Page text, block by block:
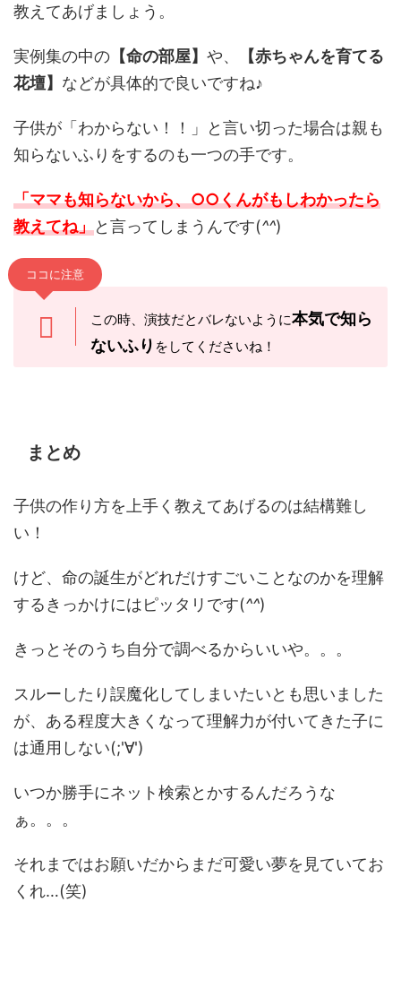
教えてあげましょう。
実例集の中の 【命の部屋】 や、 【赤ちゃんを育てる
花壇】 などが具体的で良いですね♪
子供が「わからない！！」と言い切った場合は親も
知らないふりをするのも一つの手です。
「ママも知らないから、○○くんがもしわかったら
教えてね」と言ってしまうんです(^^)
ココに注意
この時、演技だとバレないように本気で知ら
ないふり をしてくださいね！
まとめ
子供の作り方を上手く教えてあげるのは結構難し
い！
けど、命の誕生がどれだけすごいことなのかを理解
するきっかけにはピッタリです(^^)
きっとそのうち自分で調べるからいいや。。。
スルーしたり誤魔化してしまいたいとも思いました
が、ある程度大きくなって理解力が付いてきた子に
は通用しない(;'∀')
いつか勝手にネット検索とかするんだろうな
ぁ。。。
それまではお願いだからまだ可愛い夢を見ていてお
くれ…(笑)